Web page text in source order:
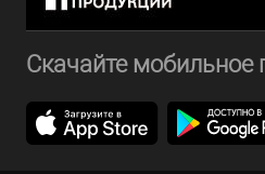
Скачайте мобильное